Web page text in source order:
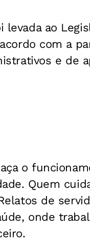
ao
com a
e de
o
Quem
de
onde